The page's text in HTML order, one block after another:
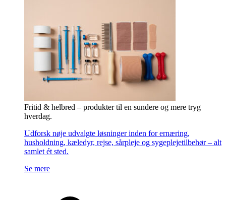
Fritid & helbred – produkter til en sundere og mere tryg
hverdag.
Udforsk nøje udvalgte løsninger inden for ernæring,
husholdning, kæledyr, rejse, sårpleje og sygeplejetilbehør – alt
samlet ét sted.
Se mere